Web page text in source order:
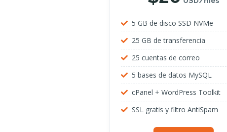
5 GB de disco SSD NVMe
25 GB de transferencia
25 cuentas de correo
5 bases de datos MySQL
cPanel + WordPress Toolkit
SSL gratis y filtro AntiSpam